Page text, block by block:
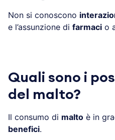
Non si conoscono
e l’assunzione di farmaci o
Quali sono i
del malto?
Il consumo di malto è in
benefici.